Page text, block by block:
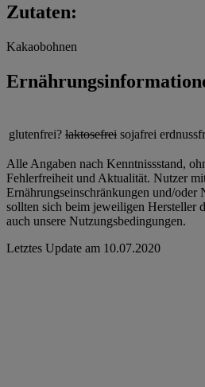
Zutaten:
Kakaobohnen
glutenfrei? laktosefrei sojafrei
Alle Angaben nach Kenntnissstand,
Fehlerfreiheit und Aktualität. Nutzer
Ernährungseinschränkungen und/oder
sollten sich beim jeweiligen Hersteller
auch unsere Nutzungsbedingungen.
Letztes Update am 10.07.2020